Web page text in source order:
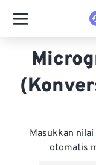
Masukkan
otomatis